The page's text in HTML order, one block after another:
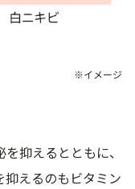
※イメージ
抑えるとともに、
えるのもビタミン